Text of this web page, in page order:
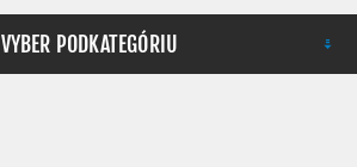
VYBER PODKATEGÓRIU